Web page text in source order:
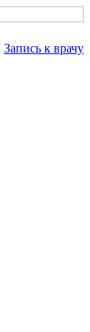
Запись к врачу